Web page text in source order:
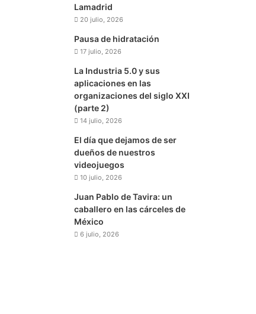
Lamadrid
20 julio, 2026
Pausa de hidratación
17 julio, 2026
La Industria 5.0 y sus
aplicaciones en las
organizaciones del siglo XXI
(parte 2)
14 julio, 2026
El día que dejamos de ser
dueños de nuestros
videojuegos
10 julio, 2026
Juan Pablo de Tavira: un
caballero en las cárceles de
México
6 julio, 2026